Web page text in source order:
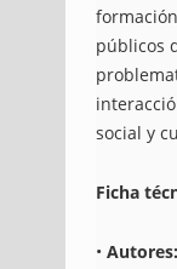
públicos
social y
Ficha
• Autores: